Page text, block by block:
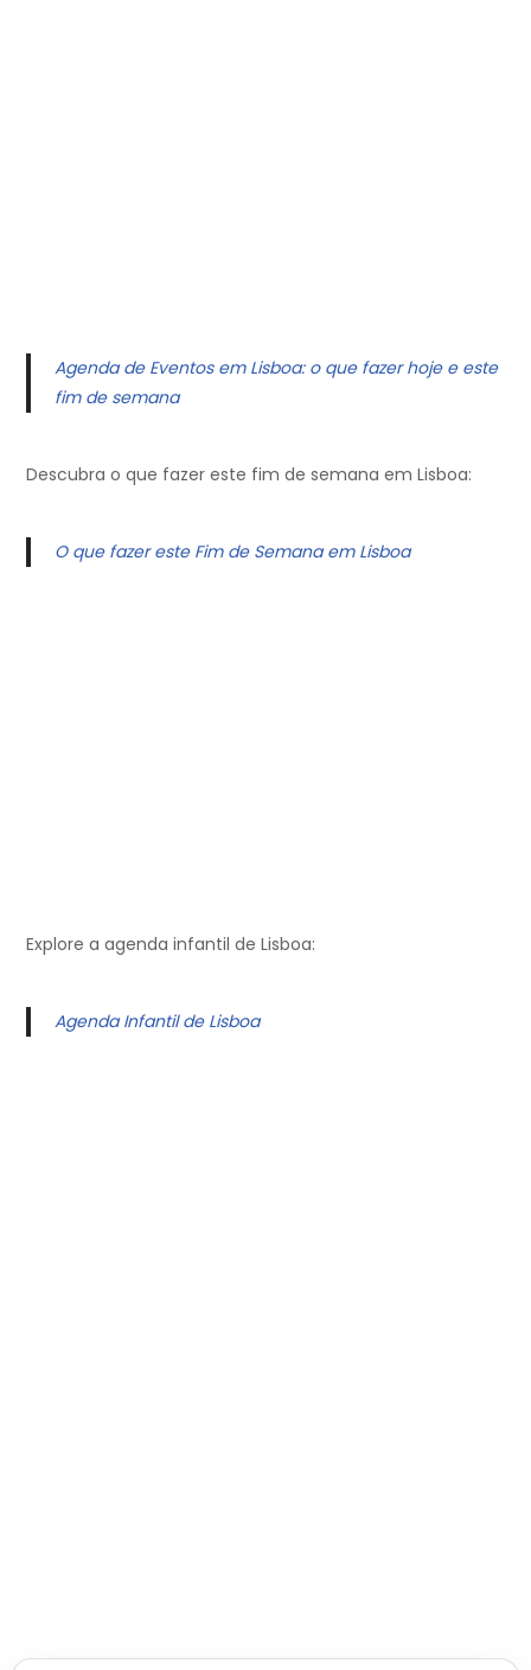
Agenda de Eventos em Lisboa: o que fazer hoje e este
fim de semana
Descubra o que fazer este fim de semana em Lisboa:
O que fazer este Fim de Semana em Lisboa
Explore a agenda infantil de Lisboa:
Agenda Infantil de Lisboa